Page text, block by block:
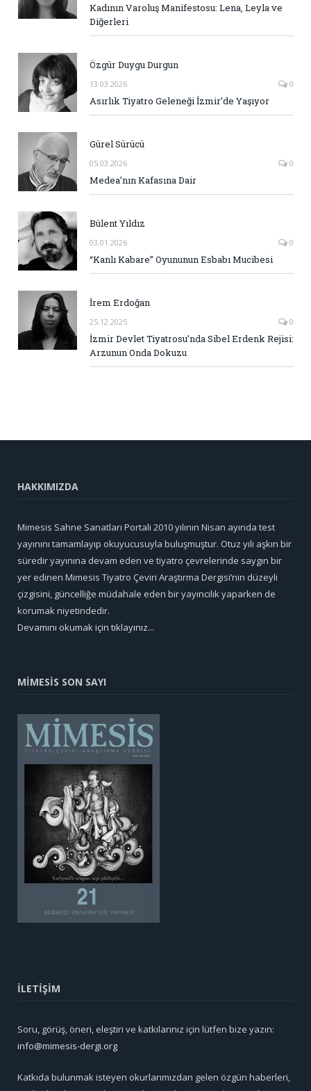
Kadının Varoluş Manifestosu: Lena, Leyla ve
Diğerleri
Özgür Duygu Durgun
13.03.2026 0
Asırlık Tiyatro Geleneği İzmir’de Yaşıyor
Gürel Sürücü
05.03.2026 0
Medea’nın Kafasına Dair
Bülent Yıldız
03.01.2026 0
“Kanlı Kabare” Oyununun Esbabı Mucibesi
İrem Erdoğan
25.12.2025 0
İzmir Devlet Tiyatrosu’nda Sibel Erdenk Rejisi:
Arzunun Onda Dokuzu
HAKKIMIZDA
Mimesis Sahne Sanatları Portali 2010 yılının Nisan ayında test
yayınını tamamlayıp okuyucusuyla buluşmuştur. Otuz yılı aşkın bir
süredir yayınına devam eden ve tiyatro çevrelerinde saygın bir
yer edinen Mimesis Tiyatro Çeviri Araştırma Dergisi’nin düzeyli
çizgisini, güncelliğe müdahale eden bir yayıncılık yaparken de
korumak niyetindedir.
Devamını okumak için tıklayınız...
MİMESİS SON SAYI
İLETİŞİM
Soru, görüş, öneri, eleştiri ve katkılarınız için lütfen bize yazın:
info@mimesis-dergi.org
Katkıda bulunmak isteyen okurlarımızdan gelen özgün haberleri,